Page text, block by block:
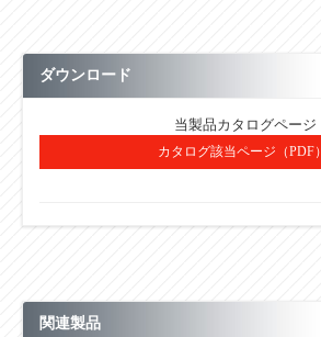
ダウンロード
当製品カタログページ
カタログ該当ページ（PDF）
関連製品